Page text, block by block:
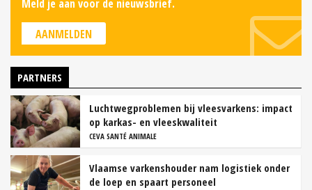
Meld je aan voor de nieuwsbrief.
AANMELDEN
PARTNERS
Luchtwegproblemen bij vleesvarkens: impact
op karkas- en vleeskwaliteit
CEVA SANTÉ ANIMALE
Vlaamse varkenshouder nam logistiek onder
de loep en spaart personeel